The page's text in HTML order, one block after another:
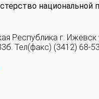
национальной
Республика г. Ижевск
Тел(факс) (3412) 68-